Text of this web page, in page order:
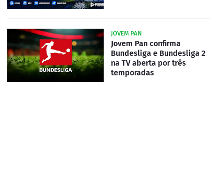
JOVEM PAN
Jovem Pan confirma
Bundesliga e Bundesliga 2
na TV aberta por três
temporadas